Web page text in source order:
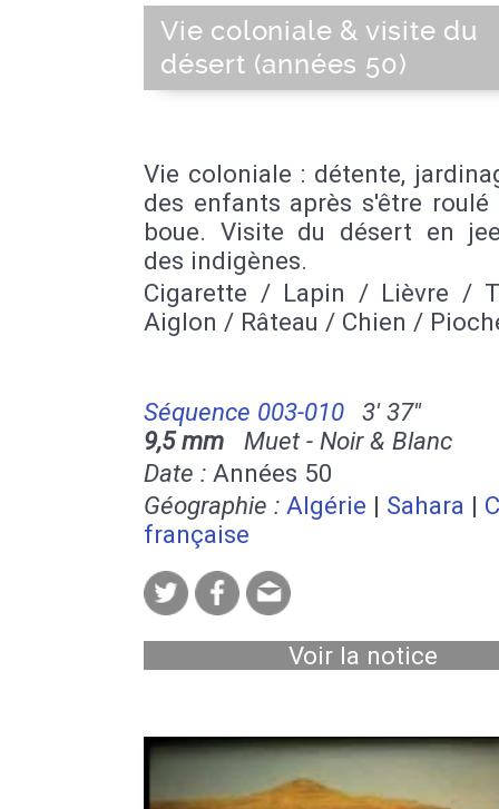
Vie coloniale & visite du
désert (années 50)
Vie coloniale : détente,
des enfants après s'être roulé
boue. Visite du désert en
des indigènes.
Cigarette / Lapin / Lièvre /
Aiglon / Râteau / Chien /
Séquence 003-010
3' 37''
9,5 mm Muet - Noir & Blanc
Date : Années 50
Géographie : Algérie | Sahara |
française
Voir la notice